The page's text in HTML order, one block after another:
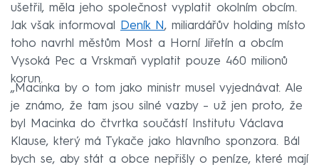
ušetřil, měla jeho společnost vyplatit okolním obcím.
Jak však informoval Deník N, miliardářův holding místo
toho navrhl městům Most a Horní Jiřetín a obcím
Vysoká Pec a Vrskmaň vyplatit pouze 460 milionů
korun.
„Macinka by o tom jako ministr musel vyjednávat. Ale
je známo, že tam jsou silné vazby – už jen proto, že
byl Macinka do čtvrtka součástí Institutu Václava
Klause, který má Tykače jako hlavního sponzora. Bál
bych se, aby stát a obce nepřišly o peníze, které mají